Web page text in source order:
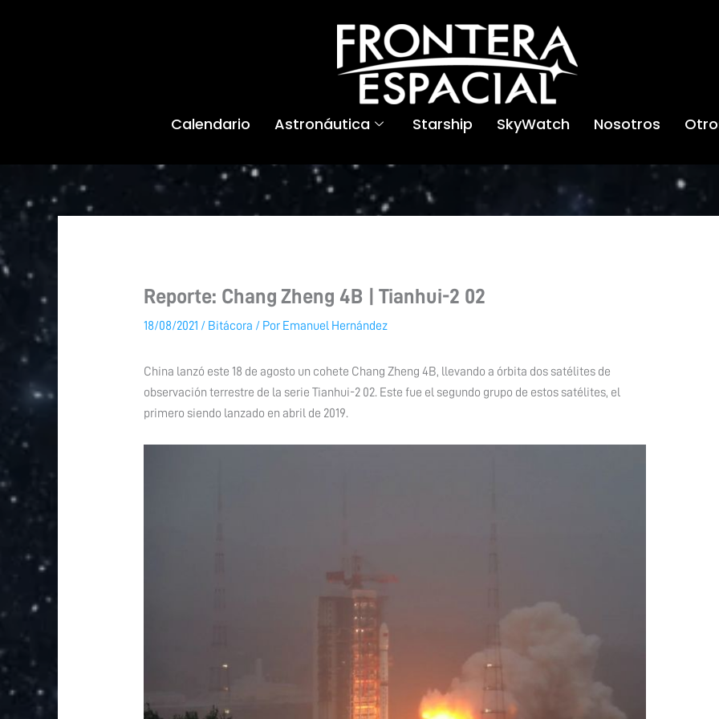
Calendario Astronáutica Starship SkyWatch Nosotros
Reporte: Chang Zheng 4B | Tianhui-2 02
18/08/2021 / Bitácora / Por Emanuel Hernández
China lanzó este 18 de agosto un cohete Chang Zheng 4B, llevando a órbita dos satélites de
observación terrestre de la serie Tianhui-2 02. Este fue el segundo grupo de estos satélites, el
primero siendo lanzado en abril de 2019.